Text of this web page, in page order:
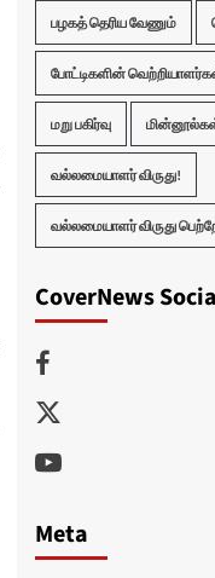
பழகத் தெரிய வேணும்
போட்டிகளின்
மறு பகிர்வு
வல்லமையாளர் விருது!
வல்லமையாளர் விருது
CoverNews
Facebook
Twitter
Youtube
Meta